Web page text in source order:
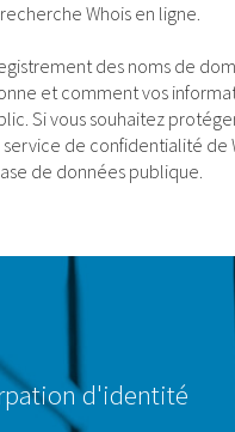
Whois en ligne.
des noms de
et comment vos
Si vous souhaitez
de confidentialité de
de données publique.
d'identité